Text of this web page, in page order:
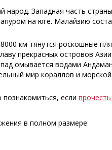
Западная часть
на юге. Малайзию
км тянутся роскошные
прекрасных островов
омывается водами
мир кораллов и
если
в полном размере